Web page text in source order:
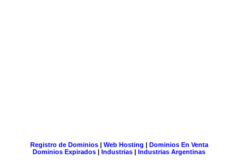
Registro de Dominios| Web Hosting | Dominios En Venta
Dominios Expirados | Industrias | Industrias Argentinas